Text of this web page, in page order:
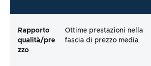
Rapporto
qualità/pre
zzo
Ottime prestazioni nella
fascia di prezzo media